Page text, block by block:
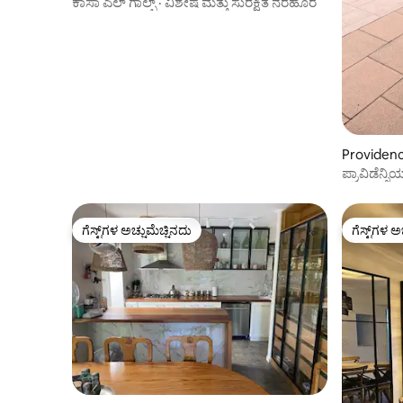
ಗೆಸ್ಟ್‌ಗಳ ಅಚ್ಚುಮೆಚ್ಚಿನದು
ಗೆಸ್ಟ್‌ಗಳ ಅಚ್ಚುಮೆಚ್ಚಿನದು ಗೆಸ್ಟ್‌ಗಳ
ಗೆಸ್ಟ್‌ಗಳ